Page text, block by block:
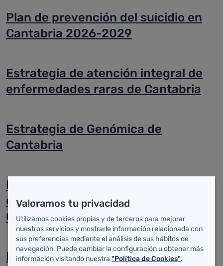
Plan de prevención del suicidio en
Cantabria 2026-2029
Estrategia de atención integral de
enfermedades raras de Cantabria
Estrategia de Genómica de
Cantabria
Marco estratégico para el cuidado
de la Salud de las personas en
Cantabria
Estrategia para familias de niños y
Valoramos tu privacidad
Utilizamos cookies propias y de terceros para mejorar
nuestros servicios y mostrarle información relacionada con
sus preferencias mediante el análisis de sus hábitos de
navegación. Puede cambiar la configuración u obtener más
información visitando nuestra "Política de Cookies".